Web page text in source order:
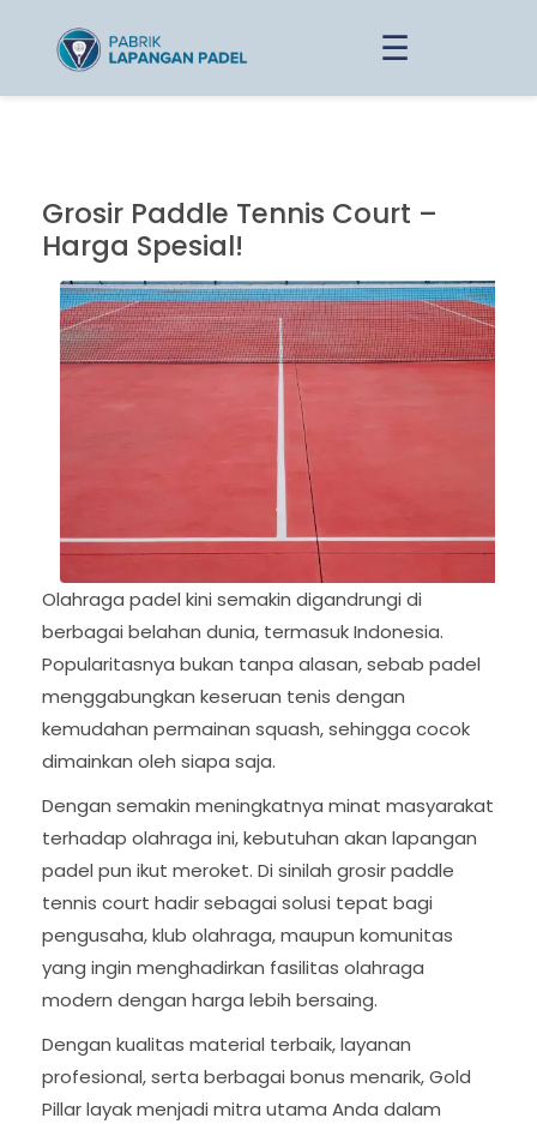
☰
Grosir Paddle Tennis Court –
Harga Spesial!
Olahraga padel kini semakin digandrungi di
berbagai belahan dunia, termasuk Indonesia.
Popularitasnya bukan tanpa alasan, sebab padel
menggabungkan keseruan tenis dengan
kemudahan permainan squash, sehingga cocok
dimainkan oleh siapa saja.
Dengan semakin meningkatnya minat masyarakat
terhadap olahraga ini, kebutuhan akan lapangan
padel pun ikut meroket. Di sinilah grosir paddle
tennis court hadir sebagai solusi tepat bagi
pengusaha, klub olahraga, maupun komunitas
yang ingin menghadirkan fasilitas olahraga
modern dengan harga lebih bersaing.
Dengan kualitas material terbaik, layanan
profesional, serta berbagai bonus menarik, Gold
Pillar layak menjadi mitra utama Anda dalam